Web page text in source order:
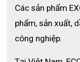
- Chăm sóc động
Với sự linh hoạt cao,
công nghiệp nặng
Các sản phẩm
phẩm, sản xuất,
công nghiệp.